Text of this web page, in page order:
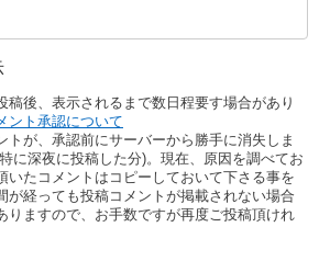
稿後、表示されるまで数日程要す場合があり
ント承認について
が、承認前にサーバーから勝手に消失しま
に深夜に投稿した分)。現在、原因を調べてお
いたコメントはコピーしておいて下さる事を
が経っても投稿コメントが掲載されない場合
りますので、お手数ですが再度ご投稿頂けれ